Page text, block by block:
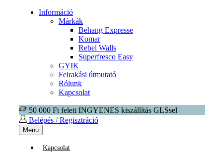
Információ
Márkák
Behang Expresse
Komar
Rebel Walls
Superfresco Easy
GYIK
Felrakási útmutató
Rólunk
Kapcsolat
50 000 Ft felett INGYENES kiszállítás GLSsel
Belépés / Regisztráció
Menu
Kapcsolat